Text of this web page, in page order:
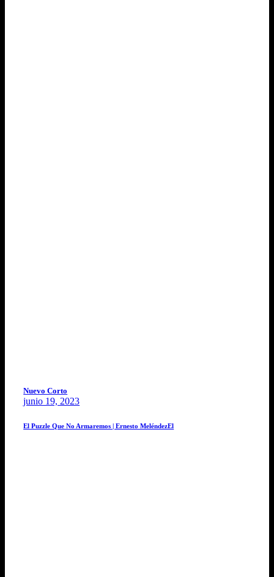
Nuevo Corto
junio 19, 2023
El Puzzle Que No Armaremos | Ernesto MeléndezEl